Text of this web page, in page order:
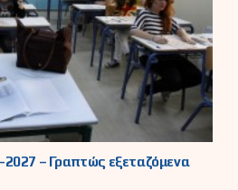
– Γραπτώς εξεταζόμενα